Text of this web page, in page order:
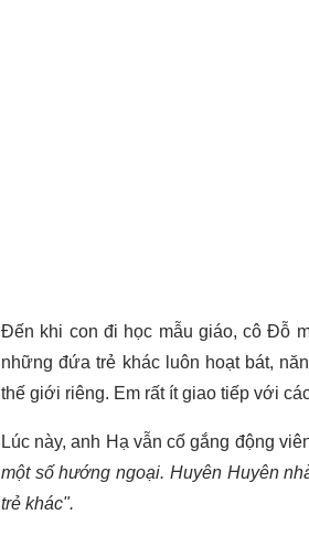
Đến khi con đi học mẫu giáo, cô Đỗ
những đứa trẻ khác luôn hoạt bát,
thế giới riêng. Em rất ít giao tiếp với
Lúc này, anh Hạ vẫn cố gắng động
một số hướng ngoại. Huyên Huyên
trẻ khác".